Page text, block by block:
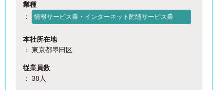
業種
：
情報サービス業・インターネット附随サービス業
本社所在地
： 東京都墨田区
従業員数
： 38人